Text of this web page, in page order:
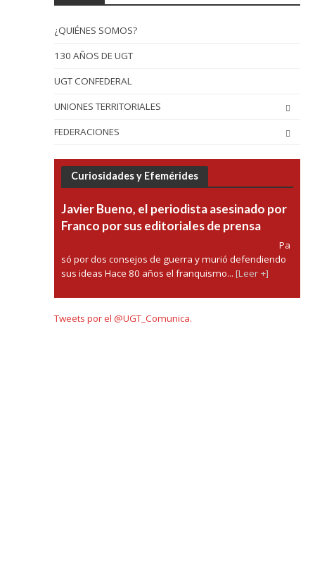
¿QUIÉNES SOMOS?
130 AÑOS DE UGT
UGT CONFEDERAL
UNIONES TERRITORIALES
FEDERACIONES
Curiosidades y Efemérides
Javier Bueno, el periodista asesinado por
Franco por sus editoriales de prensa
Pa
só por dos consejos de guerra y murió defendiendo
sus ideas Hace 80 años el franquismo... [Leer +]
Tweets por el @UGT_Comunica.